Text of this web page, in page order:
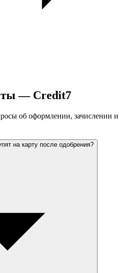
— Credit7
об оформлении, зачислении и
на карту после одобрения?